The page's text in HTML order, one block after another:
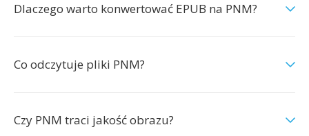
Dlaczego warto konwertować EPUB na PNM?
Co odczytuje pliki PNM?
Czy PNM traci jakość obrazu?